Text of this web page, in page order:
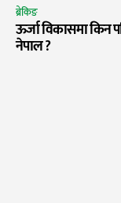
ब्रेकिङ
ऊर्जा विकासमा किन
नेपाल ?